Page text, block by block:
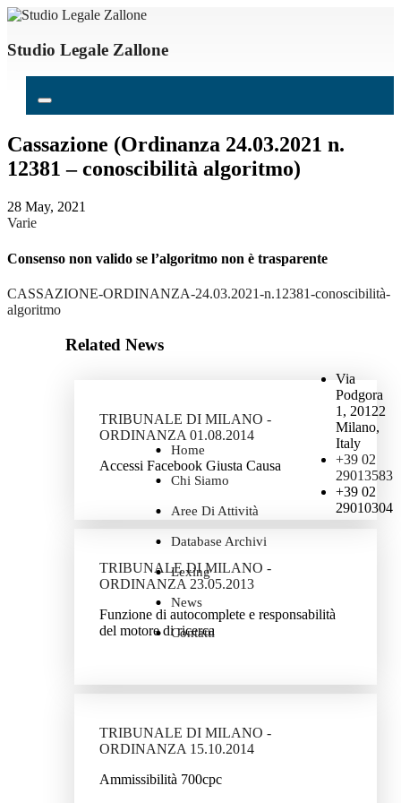
Studio Legale Zallone
Home
Chi Siamo
Aree Di Attività
Database Archivi
Lexing
News
Contatti
Cassazione (Ordinanza 24.03.2021 n.
12381 – conoscibilità algoritmo)
28 May, 2021
Varie
Consenso non valido se l’algoritmo non è trasparente
CASSAZIONE-ORDINANZA-24.03.2021-n.12381-conoscibilità-
algoritmo
Related News
TRIBUNALE DI MILANO -
ORDINANZA 01.08.2014
Accessi Facebook Giusta Causa
TRIBUNALE DI MILANO -
ORDINANZA 23.05.2013
Funzione di autocomplete e responsabilità
del motore di ricerca
TRIBUNALE DI MILANO -
ORDINANZA 15.10.2014
Ammissibilità 700cpc
Via
Podgora
1, 20122
Milano,
Italy
+39 02
29013583
+39 02
29010304